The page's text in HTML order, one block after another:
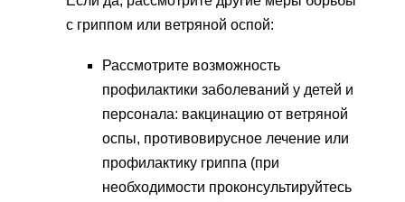
с гриппом или ветряной оспой:
Рассмотрите возможность
профилактики заболеваний у детей и
персонала: вакцинацию от ветряной
оспы, противовирусное лечение или
профилактику гриппа (при
необходимости проконсультируйтесь